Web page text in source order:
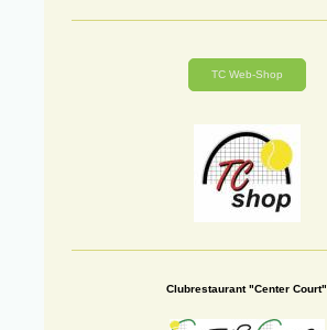
TC Web-Shop
Clubrestaurant "Center Court"